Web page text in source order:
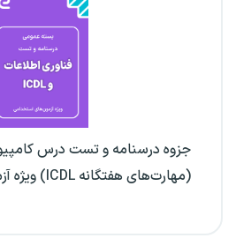
جزوه درسنامه و تست درس
(مهارت‌های هفتگانه ICDL) ویژه آزمون های استخدامی